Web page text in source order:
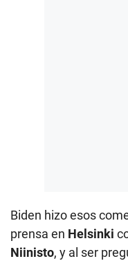
Biden hizo esos
prensa en Helsinki
Niinisto, y al ser